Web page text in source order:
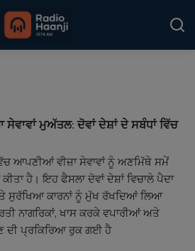
ਸੇਵਾਵਾਂ ਮੁਅੱਤਲ: ਦੋਵਾਂ ਦੇਸ਼ਾਂ ਦੇ ਸਬੰਧਾਂ ਵਿੱਚ
ਆਪਣੀਆਂ ਵੀਜ਼ਾ ਸੇਵਾਵਾਂ ਨੂੰ ਅਣਮਿੱਥੇ ਸਮੇਂ
ਹੈ। ਇਹ ਫੈਸਲਾ ਦੋਵਾਂ ਦੇਸ਼ਾਂ ਵਿਚਾਲੇ ਪੈਦਾ
ਸੁਰੱਖਿਆ ਕਾਰਨਾਂ ਨੂੰ ਮੁੱਖ ਰੱਖਦਿਆਂ ਲਿਆ
ਨਾਗਰਿਕਾਂ, ਖਾਸ ਕਰਕੇ ਵਪਾਰੀਆਂ ਅਤੇ
ਦੀ ਪ੍ਰਕਿਰਿਆ ਰੁਕ ਗਈ ਹੈ